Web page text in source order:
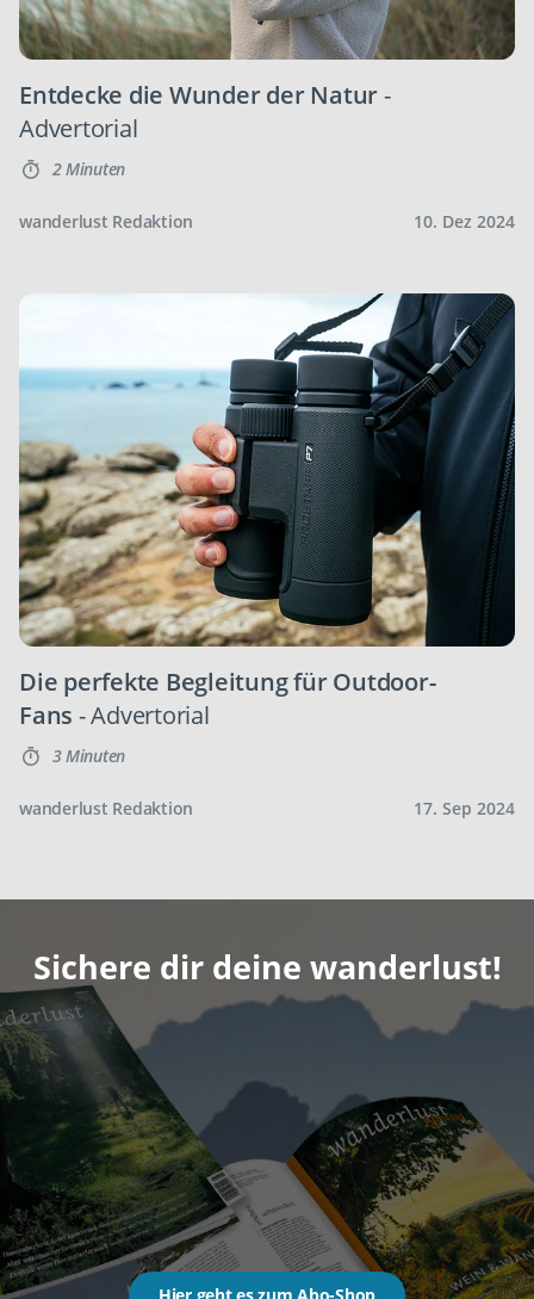
Entdecke die Wunder der Natur-
Advertorial
2 Minuten
wanderlust Redaktion 10. Dez 2024
Die perfekte Begleitung für Outdoor-
Fans - Advertorial
3 Minuten
wanderlust Redaktion 17. Sep 2024
Sichere dir deine wanderlust!